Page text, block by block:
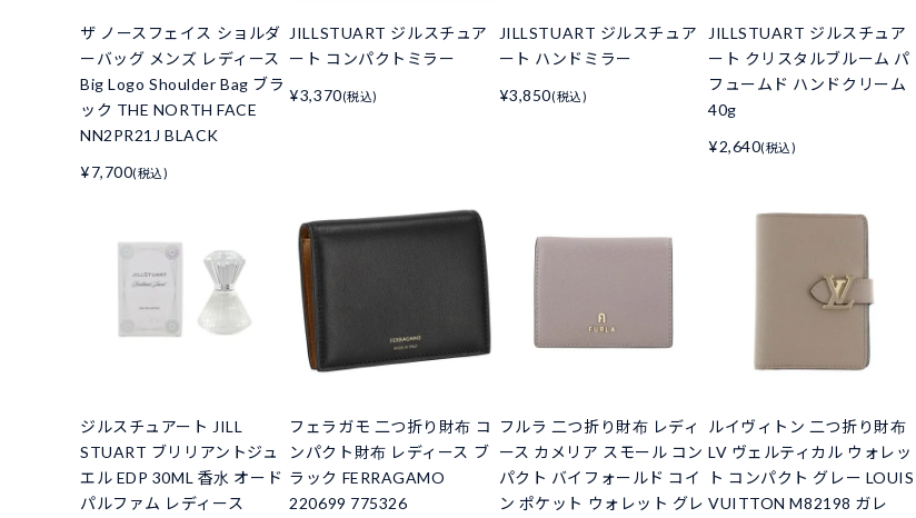
ザ ノースフェイス ショルダ
ーバッグ メンズ レディース
Big Logo Shoulder Bag ブラ
ック THE NORTH FACE
NN2PR21J BLACK
¥7,700(税込)
JILLSTUART ジルスチュア
ート コンパクトミラー
¥3,370(税込)
JILLSTUART ジルスチュア
ート ハンドミラー
¥3,850(税込)
JILLSTUART ジルスチュア
ート クリスタルブルーム パ
フュームド ハンドクリーム
40g
¥2,640(税込)
ジルスチュアート JILL
STUART ブリリアントジュ
エル EDP 30ML 香水 オード
パルファム レディース
フェラガモ 二つ折り財布 コ
ンパクト財布 レディース ブ
ラック FERRAGAMO
220699 775326
フルラ 二つ折り財布 レディ
ース カメリア スモール コン
パクト バイフォールド コイ
ン ポケット ウォレット グレ
ルイヴィトン 二つ折り財布
LV ヴェルティカル ウォレッ
ト コンパクト グレー LOUIS
VUITTON M82198 ガレ